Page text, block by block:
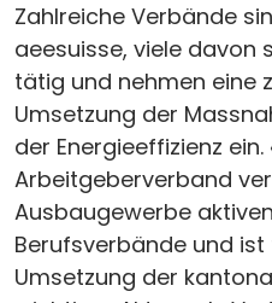
Zahlreiche Verbände
aeesuisse, viele davon
tätig und nehmen eine
Umsetzung der
der Energieeffizienz ein.
Arbeitgeberverband
Ausbaugewerbe
Berufsverbände und
Umsetzung der